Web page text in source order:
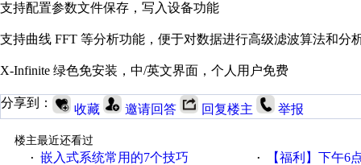
支持配置参数文件保存，写入设备功能
支持曲线 FFT 等分析功能，便于对数据进行高级滤波算法和分
X-Infinite 绿色免安装，中/英文界面，个人用户免费
分享到： 收藏 邀请回答 回复楼主 举报
楼主最近还看过
· 嵌入式系统常用的7个技巧 · 【福利】下午6点论坛大